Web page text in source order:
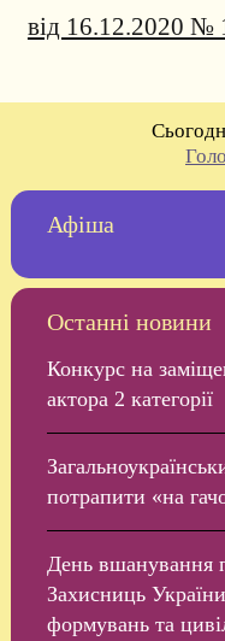
Останні новини
Конкурс на
актора 2 категорії
потрапити «на
День вшанування
Захисниць
формувань та
Афіша
від 16.12.2020 №